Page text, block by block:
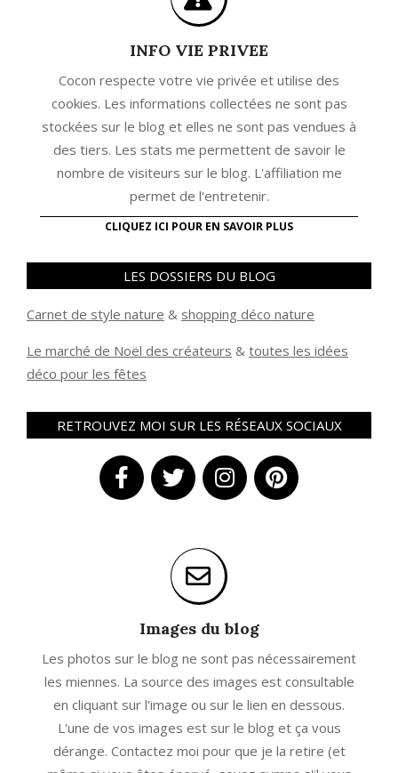
INFO VIE PRIVEE
Cocon respecte votre vie privée et utilise des
cookies. Les informations collectées ne sont pas
stockées sur le blog et elles ne sont pas vendues à
des tiers. Les stats me permettent de savoir le
nombre de visiteurs sur le blog. L'affiliation me
permet de l'entretenir.
CLIQUEZ ICI POUR EN SAVOIR PLUS
LES DOSSIERS DU BLOG
Carnet de style nature & shopping déco nature
Le marché de Noël des créateurs & toutes les idées
déco pour les fêtes
RETROUVEZ MOI SUR LES RÉSEAUX SOCIAUX
Images du blog
Les photos sur le blog ne sont pas nécessairement
les miennes. La source des images est consultable
en cliquant sur l'image ou sur le lien en dessous.
L'une de vos images est sur le blog et ça vous
dérange. Contactez moi pour que je la retire (et